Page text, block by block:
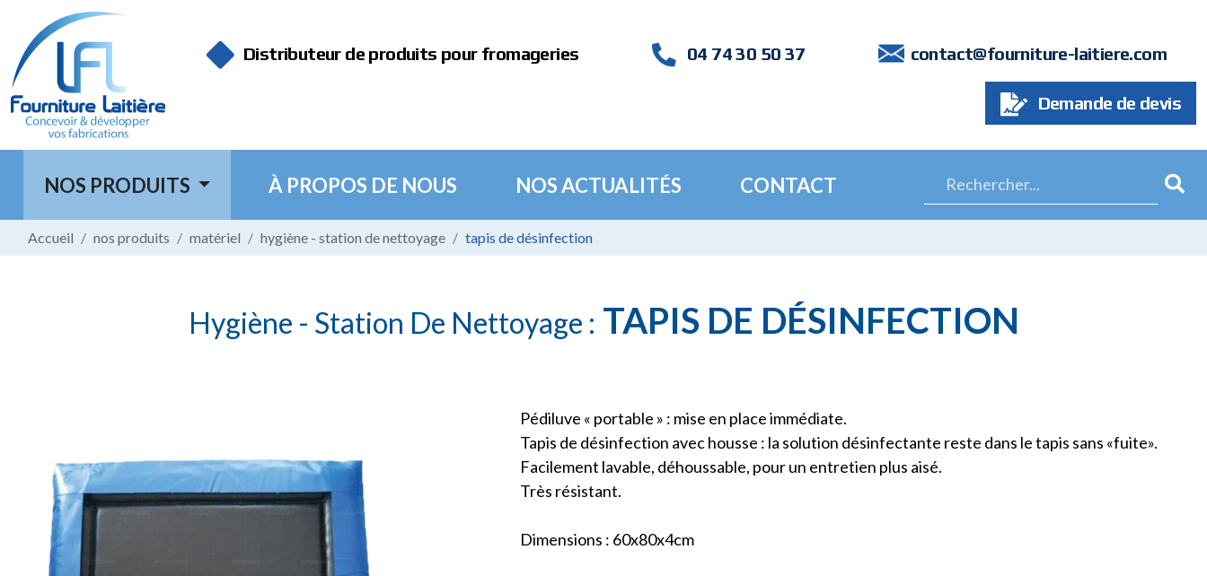
Distributeur de produits pour fromageries 04 74 30 50 37 contact@fourniture-laitiere.com
Demande de devis
NOS PRODUITS À PROPOS DE NOUS NOS ACTUALITÉS CONTACT
Accueil nos produits matériel hygiène - station de nettoyage tapis de désinfection
Hygiène - Station De Nettoyage : TAPIS DE DÉSINFECTION
Pédiluve « portable » : mise en place immédiate.
Tapis de désinfection avec housse : la solution désinfectante reste dans le tapis sans «fuite».
Facilement lavable, déhoussable, pour un entretien plus aisé.
Très résistant.
Dimensions : 60x80x4cm
Panneau de gestion des cookies